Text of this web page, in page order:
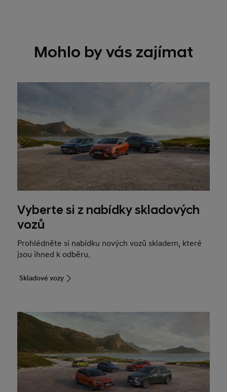
Mohlo by vás zajímat
Vyberte si z nabídky skladových
vozů
Prohlédněte si nabídku nových vozů skladem, které
jsou ihned k odběru.
Skladové vozy